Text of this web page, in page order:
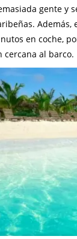
gente y
Además,
en coche,
cercana al barco.